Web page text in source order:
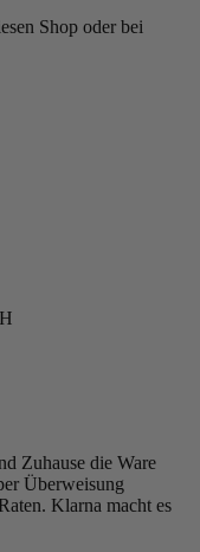
Shop oder bei
Zuhause die Ware
Überweisung
Klarna macht es